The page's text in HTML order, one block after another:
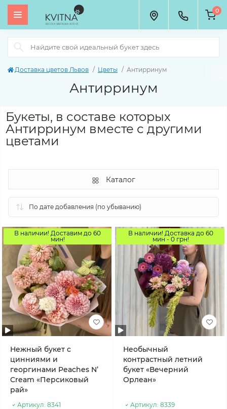
0
Доставка цветов Львов Цветы Антирринум
Антирринум
Букеты, в составе которых
Антирринум вместе с другими
цветами
Каталог
В наличии! Доставим до 60
мин!
Нежный букет с
цинниями и
георгинами Peaches N’
Cream «Персиковый
рай»
Артикул: 8341
В наличии! Доставка до 60
мин - 0 грн!
Необычный
контрастный летний
букет «Вечерний
Орлеан»
Артикул: 8339